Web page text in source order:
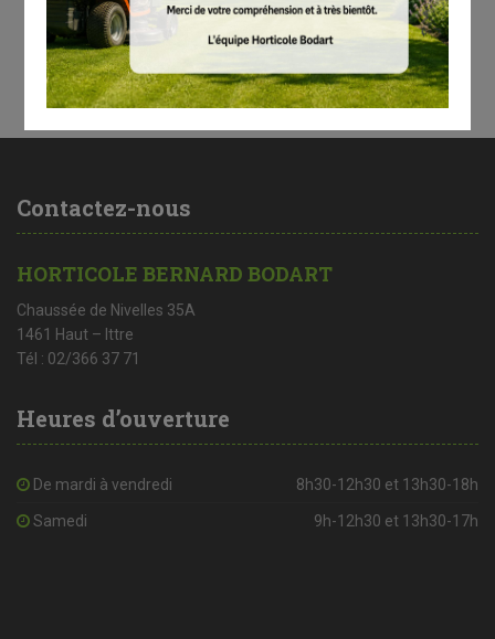
Rallonge de manche en carbone. Pour l'utilisation des outils CombiSystème HT-KM, HL-
KM. Augmentation de la portée de 1 m, arbre creux en aluminium, extra-léger, poids 0,9
Contenu par
Contactez-nous
HORTICOLE BERNARD BODART
Chaussée de Nivelles 35A
1461 Haut – Ittre
Tél : 02/366 37 71
Heures d’ouverture
De mardi à vendredi 8h30-12h30 et 13h30-18h
Samedi 9h-12h30 et 13h30-17h